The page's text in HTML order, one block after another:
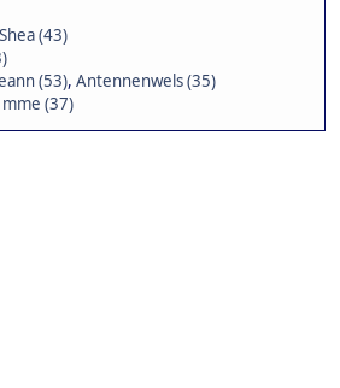
Shea (43)
(53), Antennenwels (35)
mme (37)